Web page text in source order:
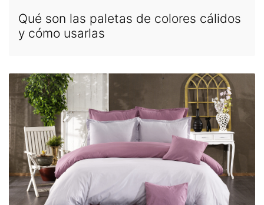
Qué son las paletas de colores cálidos
y cómo usarlas